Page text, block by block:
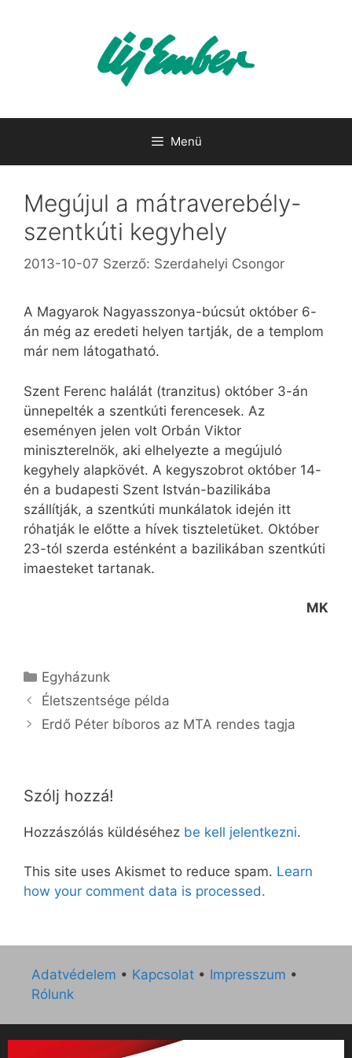
Menü
Megújul a mátraverebély-
szentkúti kegyhely
2013-10-07 Szerző: Szerdahelyi Csongor
A Magyarok Nagyasszonya-búcsút október 6-
án még az eredeti helyen tartják, de a templom
már nem látogatható.
Szent Ferenc halálát (tranzitus) október 3-án
ünnepelték a szentkúti ferencesek. Az
eseményen jelen volt Orbán Viktor
miniszterelnök, aki elhelyezte a megújuló
kegyhely alapkövét. A kegyszobrot október 14-
én a budapesti Szent István-bazilikába
szállítják, a szentkúti munkálatok idején itt
róhatják le előtte a hívek tiszteletüket. Október
23-tól szerda esténként a bazilikában szentkúti
imaesteket tartanak.
MK
Kategória
Egyházunk
Életszentsége példa
Erdő Péter bíboros az MTA rendes tagja
Szólj hozzá!
Hozzászólás küldéséhez be kell jelentkezni.
This site uses Akismet to reduce spam. Learn
how your comment data is processed.
Adatvédelem • Kapcsolat • Impresszum •
Rólunk